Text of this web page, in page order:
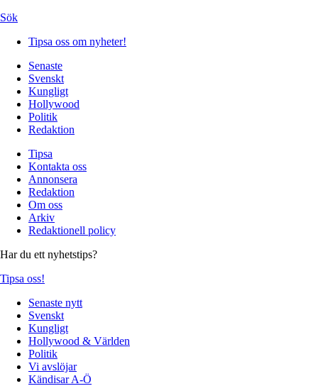
Sök
Tipsa oss om nyheter!
Senaste
Svenskt
Kungligt
Hollywood
Politik
Redaktion
Tipsa
Kontakta oss
Annonsera
Redaktion
Om oss
Arkiv
Redaktionell policy
Har du ett nyhetstips?
Tipsa oss!
Senaste nytt
Svenskt
Kungligt
Hollywood & Världen
Politik
Vi avslöjar
Kändisar A-Ö